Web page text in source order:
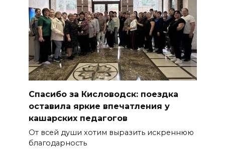
Спасибо за Кисловодск: поездка
оставила яркие впечатления у
кашарских педагогов
От всей души хотим выразить искреннюю
благодарность